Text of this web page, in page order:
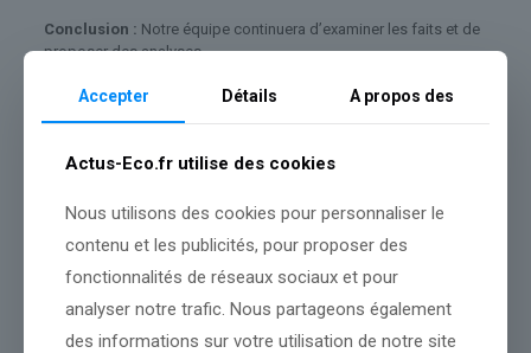
Conclusion : Notre équipe continuera d’examiner les faits et de
proposer des analyses.
Partager le contenu
Dans le même thème
Accepter Détails A propos des
Actus-Eco.fr utilise des cookies
Nous utilisons des cookies pour personnaliser le
contenu et les publicités, pour proposer des
fonctionnalités de réseaux sociaux et pour
analyser notre trafic. Nous partageons également
des informations sur votre utilisation de notre site